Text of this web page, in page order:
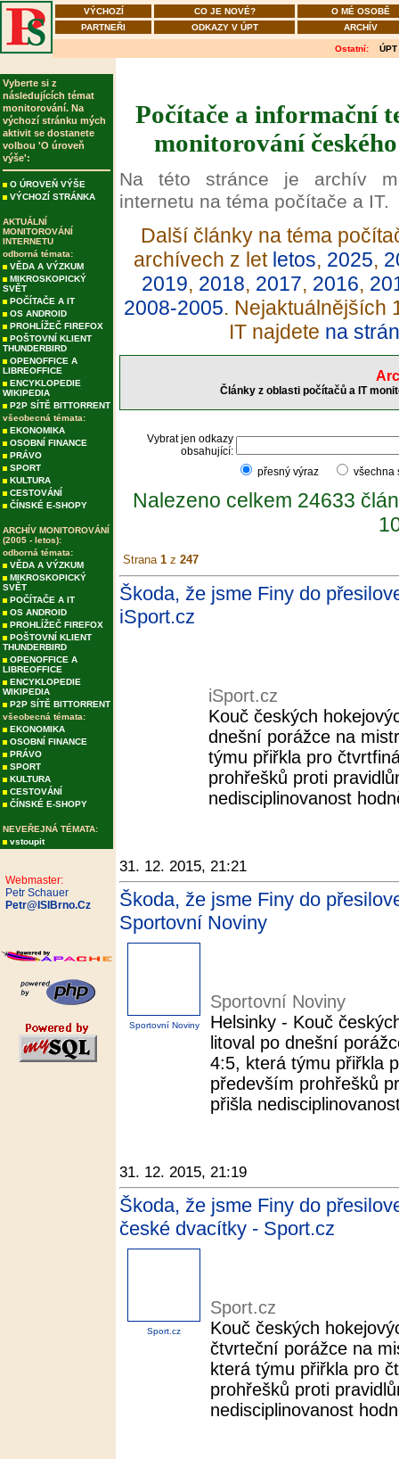
VÝCHOZÍ CO JE NOVÉ?
O MÉ OSOBĚ
PARTNEŘI
ODKAZY V ÚPT ARCHÍV
Ostatní: ÚPT
Vyberte si z
následujících témat
monitorování. Na
výchozí stránku mých
aktivit se dostanete
volbou 'O úroveň
výše':
O ÚROVEŇ VÝŠE
VÝCHOZÍ STRÁNKA
AKTUÁLNÍ
MONITOROVÁNÍ
INTERNETU
odborná témata:
VĚDA A VÝZKUM
MIKROSKOPICKÝ
SVĚT
POČÍTAČE A IT
OS ANDROID
PROHLÍŽEČ FIREFOX
POŠTOVNÍ KLIENT
THUNDERBIRD
OPENOFFICE A
LIBREOFFICE
ENCYKLOPEDIE
WIKIPEDIA
P2P SÍTĚ BITTORRENT
všeobecná témata:
EKONOMIKA
OSOBNÍ FINANCE
PRÁVO
SPORT
KULTURA
CESTOVÁNÍ
ČÍNSKÉ E-SHOPY
ARCHÍV MONITOROVÁNÍ
(2005 - letos):
odborná témata:
VĚDA A VÝZKUM
MIKROSKOPICKÝ
SVĚT
POČÍTAČE A IT
OS ANDROID
PROHLÍŽEČ FIREFOX
POŠTOVNÍ KLIENT
THUNDERBIRD
OPENOFFICE A
LIBREOFFICE
ENCYKLOPEDIE
WIKIPEDIA
P2P SÍTĚ BITTORRENT
všeobecná témata:
EKONOMIKA
OSOBNÍ FINANCE
PRÁVO
SPORT
KULTURA
CESTOVÁNÍ
ČÍNSKÉ E-SHOPY
NEVEŘEJNÁ TÉMATA:
vstoupit
Webmaster:
Petr Schauer
Petr@ISIBrno.Cz
Počítače a informační
monitorování
Na této stránce je archív
internetu na téma počítače a IT.
Další články na téma
archívech z let letos, 2025,
2019, 2018, 2017, 2016,
2008-2005. Nejaktuálnějších
IT najdete na
Články z oblasti počítačů a IT
Vybrat jen odkazy
obsahující:
přesný výraz
Nalezeno celkem 24633
Strana 1 z 247
Škoda, že jsme Finy do
iSport.cz
iSport.cz
Kouč českých
dnešní porážce na
týmu přiřkla pro
prohřešků proti
nedisciplinovanost
31. 12. 2015, 21:21
Škoda, že jsme Finy do
Sportovní Noviny
Sportovní Noviny
Sportovní Noviny
Helsinky - Kouč
litoval po dnešní
4:5, která týmu přiřkla
především prohřešků
přišla
31. 12. 2015, 21:19
Škoda, že jsme Finy do
české dvacítky - Sport.cz
Sport.cz
Sport.cz
Kouč českých
čtvrteční porážce na
která týmu přiřkla pro
prohřešků proti
nedisciplinovanost